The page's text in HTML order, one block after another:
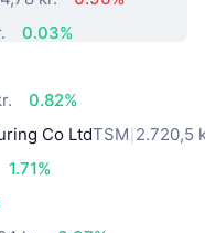
0.03%
0.82%
Co LtdTSM 2.720,5
1.71%